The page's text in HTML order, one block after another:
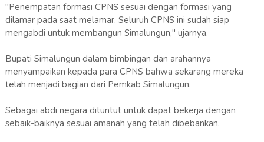
"Penempatan formasi CPNS sesuai dengan formasi yang
dilamar pada saat melamar. Seluruh CPNS ini sudah siap
mengabdi untuk membangun Simalungun," ujarnya.
Bupati Simalungun dalam bimbingan dan arahannya
menyampaikan kepada para CPNS bahwa sekarang mereka
telah menjadi bagian dari Pemkab Simalungun.
Sebagai abdi negara dituntut untuk dapat bekerja dengan
sebaik-baiknya sesuai amanah yang telah dibebankan.